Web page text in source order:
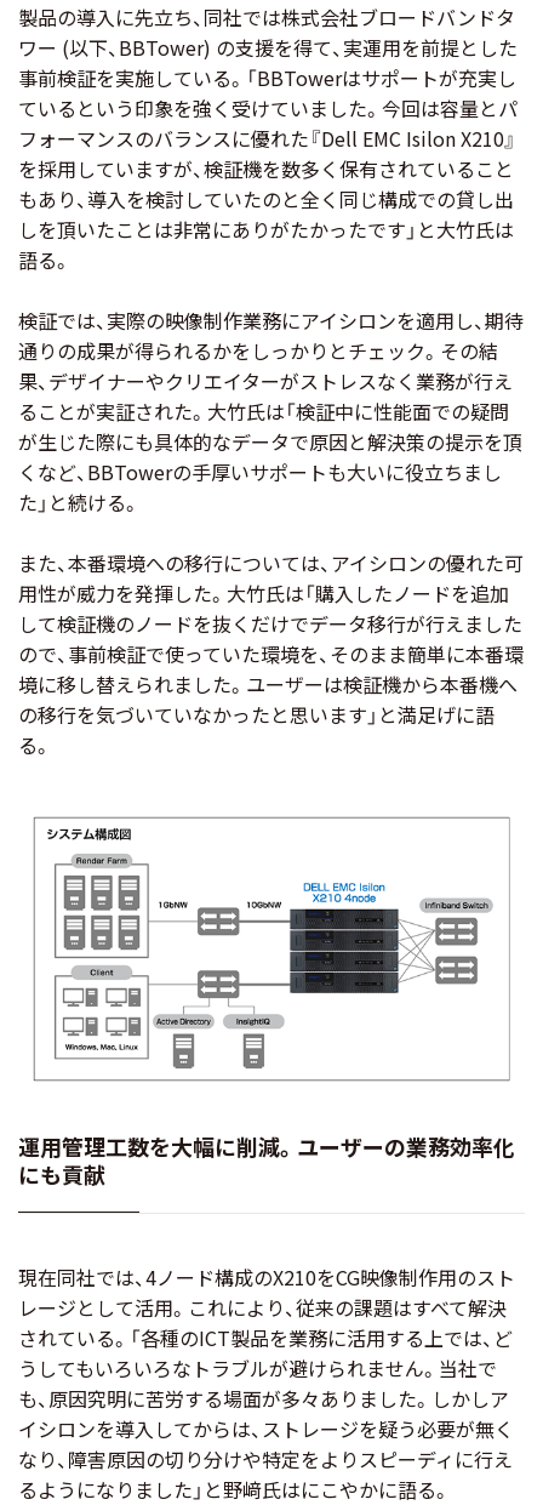
製品の導入に先立ち、同社では株式会社ブロードバンドタ
ワー (以下、BBTower) の支援を得て、実運用を前提とした
事前検証を実施している。「BBTowerはサポートが充実し
ているという印象を強く受けていました。今回は容量とパ
フォーマンスのバランスに優れた『Dell EMC Isilon X210』
を採用していますが、検証機を数多く保有されていること
もあり、導入を検討していたのと全く同じ構成での貸し出
しを頂いたことは非常にありがたかったです」と大竹氏は
語る。
検証では、実際の映像制作業務にアイシロンを適用し、期待
通りの成果が得られるかをしっかりとチェック。その結
果、デザイナーやクリエイターがストレスなく業務が行え
ることが実証された。大竹氏は「検証中に性能面での疑問
が生じた際にも具体的なデータで原因と解決策の提示を頂
くなど、BBTowerの手厚いサポートも大いに役立ちまし
た」と続ける。
また、本番環境への移行については、アイシロンの優れた可
用性が威力を発揮した。大竹氏は「購入したノードを追加
して検証機のノードを抜くだけでデータ移行が行えました
ので、事前検証で使っていた環境を、そのまま簡単に本番環
境に移し替えられました。ユーザーは検証機から本番機へ
の移行を気づいていなかったと思います」と満足げに語
る。
運用管理工数を大幅に削減。ユーザーの業務効率化
にも貢献
現在同社では、4ノード構成のX210をCG映像制作用のスト
レージとして活用。これにより、従来の課題はすべて解決
されている。「各種のICT製品を業務に活用する上では、ど
うしてもいろいろなトラブルが避けられません。当社で
も、原因究明に苦労する場面が多々ありました。しかしア
イシロンを導入してからは、ストレージを疑う必要が無く
なり、障害原因の切り分けや特定をよりスピーディに行え
るようになりました」と野﨑氏はにこやかに語る。